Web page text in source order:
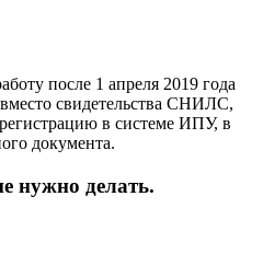
после 1 апреля 2019 года
свидетельства СНИЛС,
в системе ИПУ, в
документа.
нужно делать.